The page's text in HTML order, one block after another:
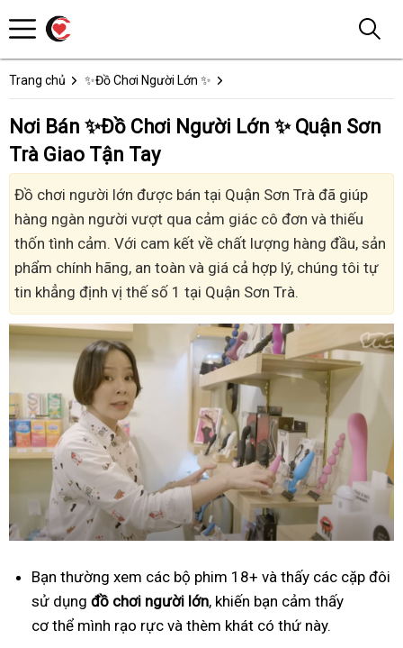
Trang chủ ✨Đồ Chơi Người Lớn ✨
Nơi Bán ✨Đồ Chơi Người Lớn ✨ Quận Sơn
Trà Giao Tận Tay
Đồ chơi người lớn được bán tại Quận Sơn Trà đã giúp
hàng ngàn người vượt qua cảm giác cô đơn và thiếu
thốn tình cảm. Với cam kết về chất lượng hàng đầu, sản
phẩm chính hãng, an toàn và giá cả hợp lý, chúng tôi tự
tin khẳng định vị thế số 1 tại Quận Sơn Trà.
Bạn thường xem các bộ phim 18+ và thấy các cặp đôi
sử dụng đồ chơi người lớn, khiến bạn cảm thấy
cơ thể mình rạo rực và thèm khát có thứ này.